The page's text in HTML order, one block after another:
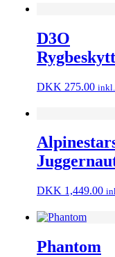
D3O
DKK 275.00 inkl.
DKK 1,449.00
Phantom